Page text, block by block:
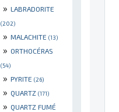
» LABRADORITE
(202)
» MALACHITE (13)
» ORTHOCÉRAS
(54)
» PYRITE (26)
» QUARTZ (171)
» QUARTZ FUMÉ